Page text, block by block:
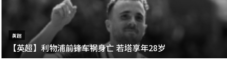
英超
【英超】利物浦前锋车祸身亡 若塔享年28岁